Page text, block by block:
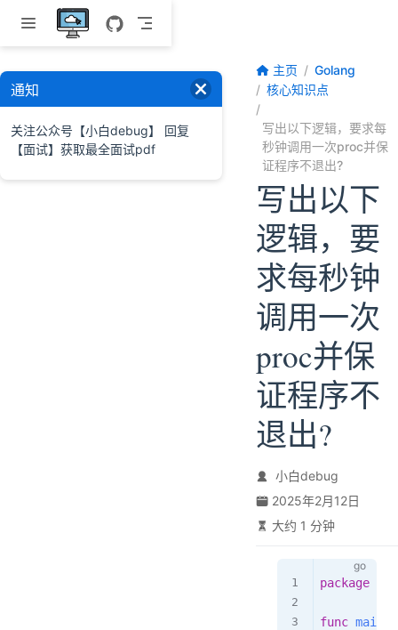
跳至主要內容
主页
Golang
核心知识点
写出以下逻辑，要求每
秒钟调用一次proc并保
证程序不退出?
写出以下
逻辑，要
求每秒钟
调用一次
proc并保
证程序不
退出?
小白debug
2025年2月12日
大约 1 分钟
package
func main
通知
关注公众号【小白debug】 回复
【面试】获取最全面试pdf